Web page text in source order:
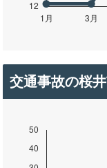
交通事故の桜